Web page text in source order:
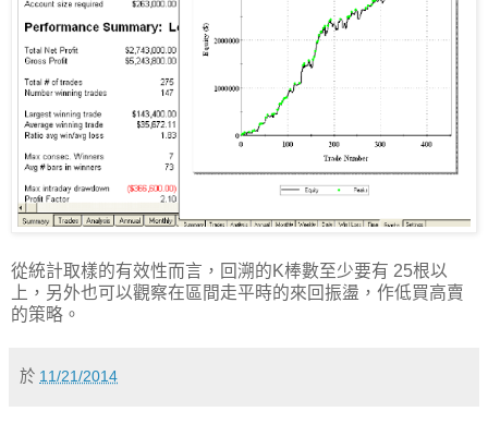
從統計取樣的有效性而言，回溯的K棒數至少要有 25根以
上，另外也可以觀察在區間走平時的來回振盪，作低買高賣
的策略。
於 11/21/2014